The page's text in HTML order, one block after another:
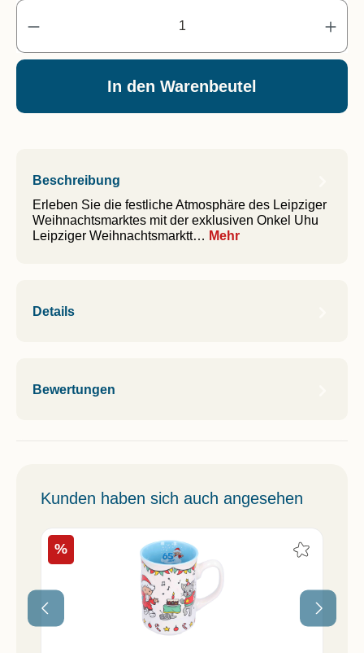
In den Warenbeutel
Beschreibung
Erleben Sie die festliche Atmosphäre des Leipziger
Weihnachtsmarktes mit der exklusiven Onkel Uhu
Leipziger Weihnachtsmarktt… Mehr
Details
Bewertungen
Kunden haben sich auch angesehen
%